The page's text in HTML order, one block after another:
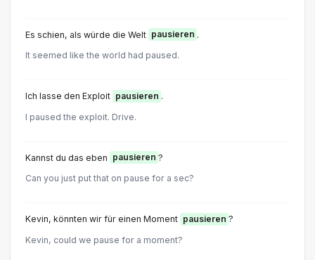
Es schien, als würde die Welt pausieren .
It seemed like the world had paused.
Ich lasse den Exploit pausieren .
I paused the exploit. Drive.
Kannst du das eben pausieren ?
Can you just put that on pause for a sec?
Kevin, könnten wir für einen Moment pausieren ?
Kevin, could we pause for a moment?